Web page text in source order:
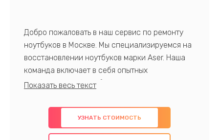
Добро пожаловать в наш сервис по ремонту
ноутбуков в Москве. Мы специализируемся на
восстановлении ноутбуков марки Aser. Наша
команда включает в себя опытных
профессионалов с обширными знаниями и
предлагаем быстрый и качественный ремонт с
использованием оригинальных компонентов, а
также гарантируем качество всех
УЗНАТЬ СТОИМОСТЬ